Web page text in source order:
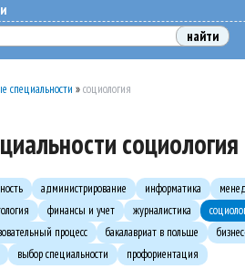
специальности »социология
социология
администрирование информатика
финансы и учет журналистика
процесс бакалавриат в польше
выбор специальности профориентация